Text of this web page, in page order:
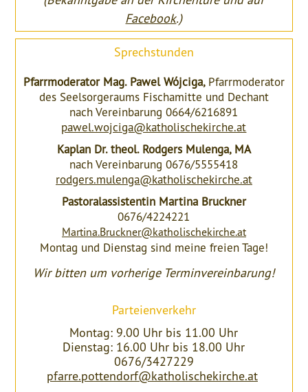
Facebook.)
Sprechstunden
Pfarrmoderator Mag. Pawel Wójciga, Pfarrmoderator
des Seelsorgeraums Fischamitte und Dechant
nach Vereinbarung 0664/6216891
pawel.wojciga@katholischekirche.at
Kaplan Dr. theol. Rodgers Mulenga, MA
nach Vereinbarung 0676/5555418
rodgers.mulenga@katholischekirche.at
Pastoralassistentin Martina Bruckner
0676/4224221
Martina.Bruckner@katholischekirche.at
Montag und Dienstag sind meine freien Tage!
Wir bitten um vorherige Terminvereinbarung!
Parteienverkehr
Montag: 9.00 Uhr bis 11.00 Uhr
Dienstag: 16.00 Uhr bis 18.00 Uhr
0676/3427229
pfarre.pottendorf@katholischekirche.at